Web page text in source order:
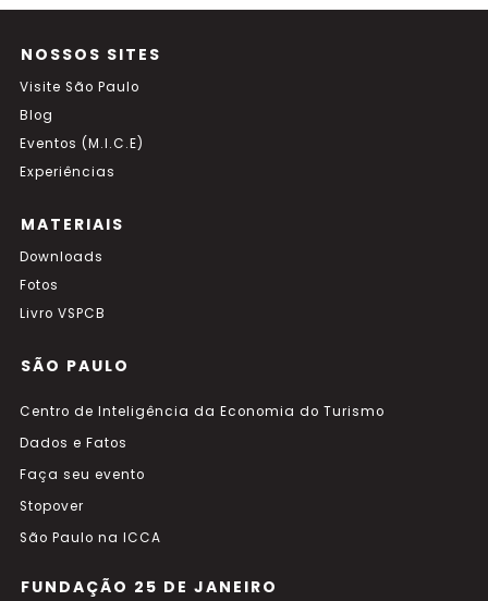
NOSSOS SITES
Visite São Paulo
Blog
Eventos (M.I.C.E)
Experiências
MATERIAIS
Downloads
Fotos
Livro VSPCB
SÃO PAULO
Centro de Inteligência da Economia do Turismo
Dados e Fatos
Faça seu evento
Stopover
São Paulo na ICCA
FUNDAÇÃO 25 DE JANEIRO